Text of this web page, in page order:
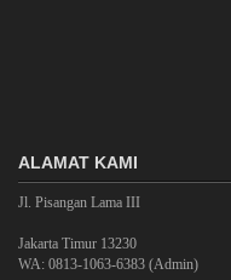
ALAMAT KAMI
Jl. Pisangan Lama III
Jakarta Timur 13230
WA: 0813-1063-6383 (Admin)